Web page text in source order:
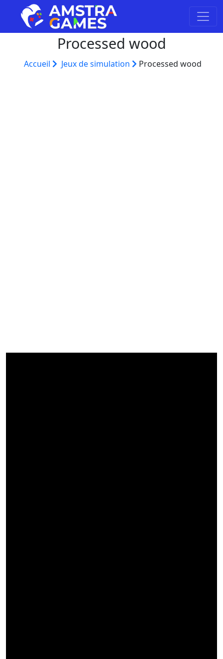
Processed wood
Accueil Jeux de simulation Processed wood